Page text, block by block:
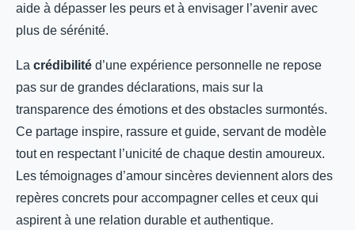
aide à dépasser les peurs et à envisager l’avenir avec
plus de sérénité.
La crédibilité d’une expérience personnelle ne repose
pas sur de grandes déclarations, mais sur la
transparence des émotions et des obstacles surmontés.
Ce partage inspire, rassure et guide, servant de modèle
tout en respectant l’unicité de chaque destin amoureux.
Les témoignages d’amour sincères deviennent alors des
repères concrets pour accompagner celles et ceux qui
aspirent à une relation durable et authentique.